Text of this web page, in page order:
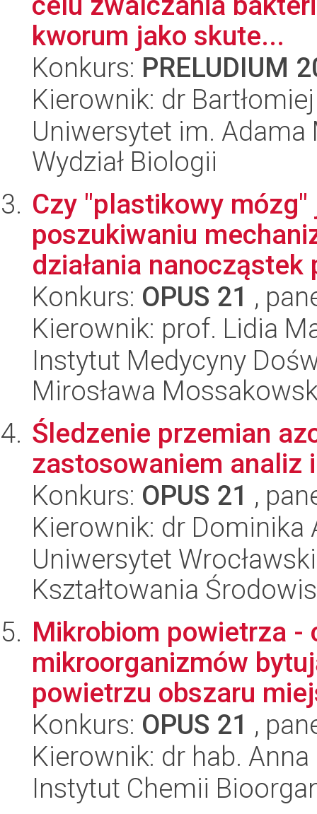
kworum jako skute...
Konkurs: PRELUDIUM
Kierownik: dr
Uniwersytet im.
Wydział Biologii
Czy "plastikowy
poszukiwaniu
działania nanocząstek
Konkurs: OPUS 21 ,
Kierownik: prof. Lidia
Instytut Medycyny
Mirosława
Śledzenie przemian
zastosowaniem analiz
Konkurs: OPUS 21 ,
Kierownik: dr Dominika
Uniwersytet
Kształtowania
Mikrobiom powietrza -
mikroorganizmów
powietrzu obszaru
Konkurs: OPUS 21 ,
Kierownik: dr hab.
Instytut Chemii